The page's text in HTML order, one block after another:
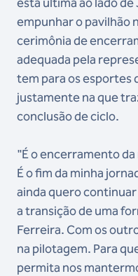
empunhar o pavilhão
cerimônia de
adequada pela
tem para os esportes
justamente na que
conclusão de ciclo.
"É o encerramento
É o fim da minha
ainda quero
a transição de uma
Ferreira. Com os
na pilotagem. Para
permita nos